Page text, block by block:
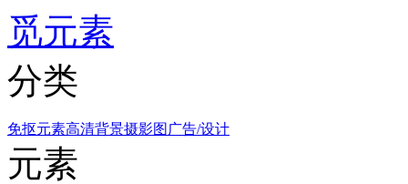
觅元素
分类
免抠元素高清背景摄影图 广告/设计
元素